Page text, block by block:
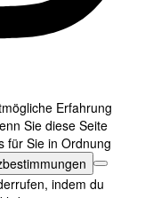
Erfahrung
Sie diese Seite
für Sie in Ordnung
indem du